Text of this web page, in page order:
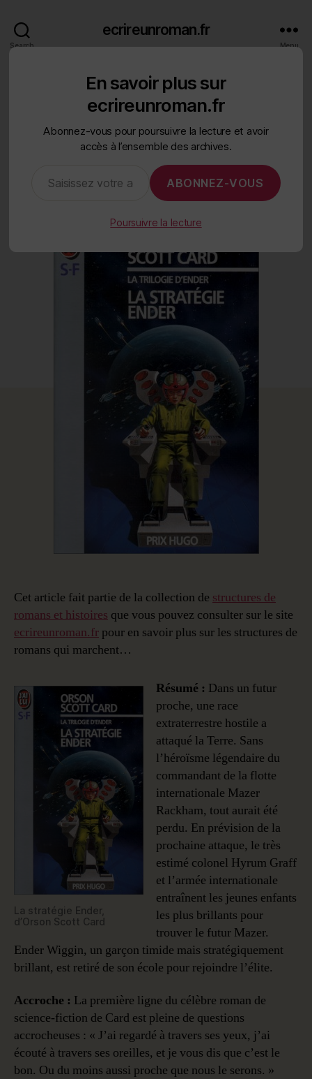
Search
ecrireunroman.fr
Menu
Categories
STRUCTURES DE ROMANS ET D'HISTOIRES
La stratégie Ender
author
Post
date
31 mai 2021
Aucun commentairesur
La
Cet article fait partie de la collection de structures de
romans et histoires que vous pouvez consulter sur le site
ecrireunroman.fr pour en savoir plus sur les structures de
romans qui marchent…
La stratégie Ender,
d’Orson Scott Card
Résumé : Dans un futur
proche, une race
extraterrestre hostile a
attaqué la Terre. Sans
l’héroïsme légendaire du
commandant de la flotte
internationale Mazer
Rackham, tout aurait été
perdu. En prévision de la
prochaine attaque, le très
estimé colonel Hyrum Graff
et l’armée internationale
entraînent les jeunes enfants
les plus brillants pour
trouver le futur Mazer.
Ender Wiggin, un garçon timide mais stratégiquement
brillant, est retiré de son école pour rejoindre l’élite.
Accroche : La première ligne du célèbre roman de
science-fiction de Card est pleine de questions
accrocheuses : « J’ai regardé à travers ses yeux, j’ai
écouté à travers ses oreilles, et je vous dis que c’est le
bon. Ou du moins aussi proche que nous le serons. »
En savoir plus sur
ecrireunroman.fr
Abonnez-vous pour poursuivre la lecture et avoir
accès à l’ensemble des archives.
ABONNEZ-VOUS
Poursuivre la lecture